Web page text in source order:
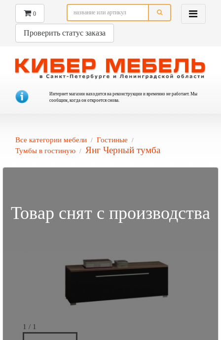
0
Проверить статус заказа
Интернет магазин находится на реконструкции и временно не работает. Мы
сообщим, когда он откроется снова.
Все категории мебели
Гостиные
Тумбы в гостиную
Янг Черный тумба
1 / 1
Товар снят с производства